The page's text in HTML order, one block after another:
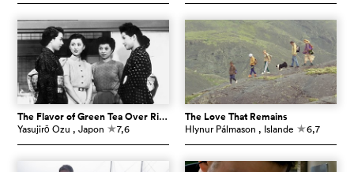
The Flavor of Green Tea Over Rice
Yasujirō Ozu , Japon c7,6
The Love That Remains
Hlynur Pálmason , Islande c6,7